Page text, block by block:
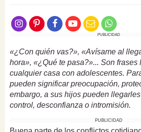
PUBLICIDAD
«¿Con quién vas?», «Avísame al
hora», «¿Qué te pasa?»... Son frases
cualquier casa con adolescentes.
pueden significar preocupación,
embargo, a sus hijos pueden
control, desconfianza o intromisión.
PUBLICIDAD